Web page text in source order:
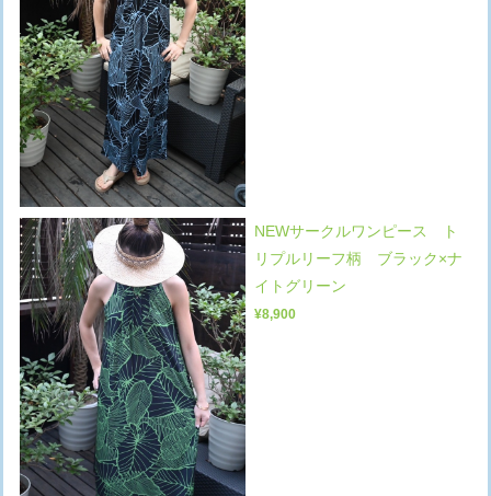
NEWサークルワンピース ト
リプルリーフ柄 ブラック×ナ
イトグリーン
¥8,900